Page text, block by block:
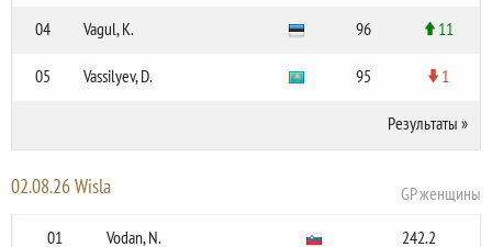
04 Vagul, K. 96 11
05 Vassilyev, D. 95 1
Результаты »
02.08.26 Wisla
GP женщины
01
Vodan, N. 242.2